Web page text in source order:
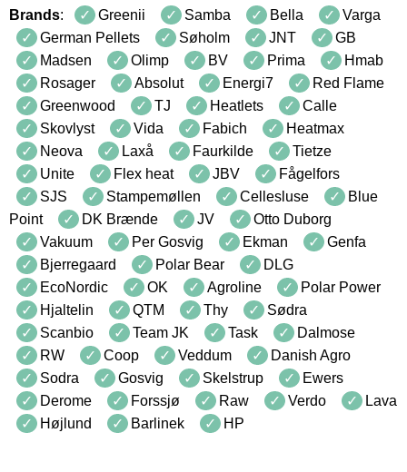
Brands: Greenii Samba Bella
Varga
German Pellets
Søholm JNT
GB
Madsen
Olimp BV Prima
Hmab
Rosager
Absolut Energi7
Red Flame
Greenwood
TJ Heatlets
Calle
Skovlyst
Vida Fabich
Heatmax
Neova
Laxå Faurkilde
Tietze
Unite
Flex heat JBV
Fågelfors
SJS
Stampemøllen Cellesluse
Blue
Point
DK Brænde JV
Otto Duborg
Vakuum
Per Gosvig Ekman
Genfa
Bjerregaard
Polar Bear
DLG
EcoNordic
OK Agroline
Polar Power
Hjaltelin
QTM Thy
Sødra
Scanbio
Team JK Task
Dalmose
RW
Coop Veddum
Danish Agro
Sodra
Gosvig Skelstrup
Ewers
Derome
Forssjø Raw Verdo
Lava
Højlund
Barlinek HP